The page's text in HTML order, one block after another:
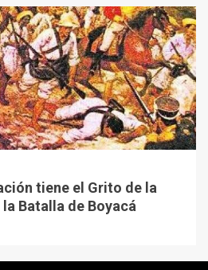
tiene el Grito de la
Batalla de Boyacá